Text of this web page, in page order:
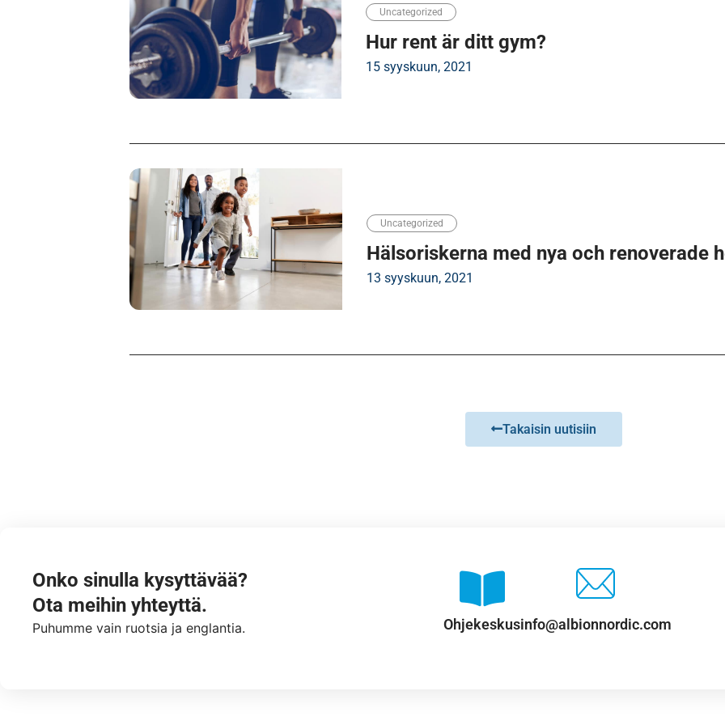
Uncategorized
Hur rent är ditt gym?
15 syyskuun, 2021
Uncategorized
Hälsoriskerna med nya och renoverade
13 syyskuun, 2021
Takaisin uutisiin
Onko sinulla kysyttävää?
Ota meihin yhteyttä.
Puhumme vain ruotsia ja englantia. Ohjekeskusinfo@albionnordic.com